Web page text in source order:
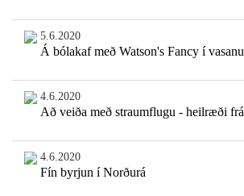
5.6.2020
Á bólakaf með Watson's Fancy í
4.6.2020
Að veiða með straumflugu - heilræði
4.6.2020
Fín byrjun í Norðurá